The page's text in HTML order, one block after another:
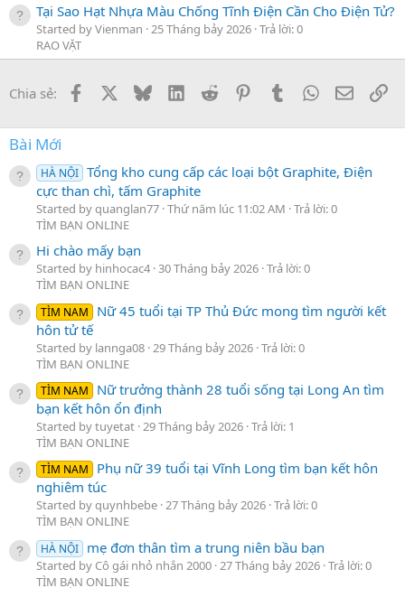
Tại Sao Hạt Nhựa Màu Chống Tĩnh Điện Cần Cho Điện Tử?
Started by Vienman 25 Tháng bảy 2026 Trả lời: 0
RAO VẶT
Chia sẻ: Facebook BlueskyLinkedInReddit PinterestTumblrWhatsApp
Email
Bài Mới
HÀ NỘI Tổng kho cung cấp các loại bột Graphite, Điện
cực than chì, tấm Graphite
Started by quanglan77 Thứ năm lúc 11:02 AM Trả lời: 0
TÌM BẠN ONLINE
Hi chào mấy bạn
Started by hinhocac4 30 Tháng bảy 2026 Trả lời: 0
TÌM BẠN ONLINE
TÌM NAM
Nữ 45 tuổi tại TP Thủ Đức mong tìm người kết
hôn tử tế
Started by lannga08 29 Tháng bảy 2026 Trả lời: 0
TÌM BẠN ONLINE
TÌM NAM
Nữ trưởng thành 28 tuổi sống tại Long An tìm
bạn kết hôn ổn định
Started by tuyetat 29 Tháng bảy 2026 Trả lời: 1
TÌM BẠN ONLINE
TÌM NAM
Phụ nữ 39 tuổi tại Vĩnh Long tìm bạn kết hôn
nghiêm túc
Started by quynhbebe 27 Tháng bảy 2026 Trả lời: 0
TÌM BẠN ONLINE
HÀ NỘI mẹ đơn thân tìm a trung niên bầu bạn
Started by Cô gái nhỏ nhắn 2000 27 Tháng bảy 2026 Trả lời: 0
TÌM BẠN ONLINE